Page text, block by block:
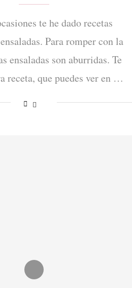
te he dado recetas
Para romper con la
ensaladas son aburridas. Te
receta, que puedes ver en …